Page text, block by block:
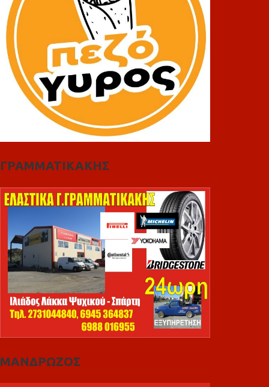
ΓΡΑΜΜΑΤΙΚΑΚΗΣ
ΜΑΝΔΡΩΖΟΣ